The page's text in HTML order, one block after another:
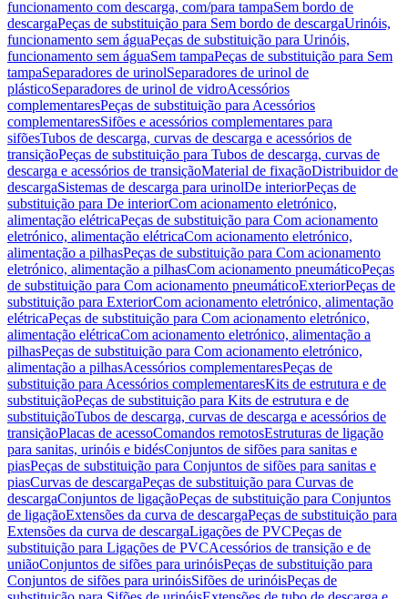
funcionamento com descarga, com/para tampaSem bordo de
descargaPeças de substituição para Sem bordo de descargaUrinóis,
funcionamento sem águaPeças de substituição para Urinóis,
funcionamento sem águaSem tampaPeças de substituição para Sem
tampaSeparadores de urinolSeparadores de urinol de
plásticoSeparadores de urinol de vidroAcessórios
complementaresPeças de substituição para Acessórios
complementaresSifões e acessórios complementares para
sifõesTubos de descarga, curvas de descarga e acessórios de
transiçãoPeças de substituição para Tubos de descarga, curvas de
descarga e acessórios de transiçãoMaterial de fixaçãoDistribuidor de
descargaSistemas de descarga para urinolDe interiorPeças de
substituição para De interiorCom acionamento eletrónico,
alimentação elétricaPeças de substituição para Com acionamento
eletrónico, alimentação elétricaCom acionamento eletrónico,
alimentação a pilhasPeças de substituição para Com acionamento
eletrónico, alimentação a pilhasCom acionamento pneumáticoPeças
de substituição para Com acionamento pneumáticoExteriorPeças de
substituição para ExteriorCom acionamento eletrónico, alimentação
elétricaPeças de substituição para Com acionamento eletrónico,
alimentação elétricaCom acionamento eletrónico, alimentação a
pilhasPeças de substituição para Com acionamento eletrónico,
alimentação a pilhasAcessórios complementaresPeças de
substituição para Acessórios complementaresKits de estrutura e de
substituiçãoPeças de substituição para Kits de estrutura e de
substituiçãoTubos de descarga, curvas de descarga e acessórios de
transiçãoPlacas de acessoComandos remotosEstruturas de ligação
para sanitas, urinóis e bidésConjuntos de sifões para sanitas e
piasPeças de substituição para Conjuntos de sifões para sanitas e
piasCurvas de descargaPeças de substituição para Curvas de
descargaConjuntos de ligaçãoPeças de substituição para Conjuntos
de ligaçãoExtensões da curva de descargaPeças de substituição para
Extensões da curva de descargaLigações de PVCPeças de
substituição para Ligações de PVCAcessórios de transição e de
uniãoConjuntos de sifões para urinóisPeças de substituição para
Conjuntos de sifões para urinóisSifões de urinóisPeças de